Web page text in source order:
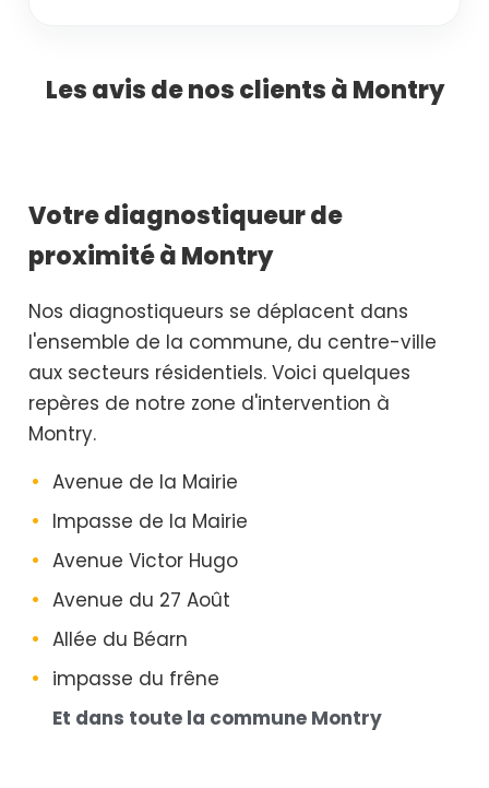
Les avis de nos clients à Montry
Votre diagnostiqueur de
proximité à Montry
Nos diagnostiqueurs se déplacent dans
l'ensemble de la commune, du centre-ville
aux secteurs résidentiels. Voici quelques
repères de notre zone d'intervention à
Montry.
Avenue de la Mairie
Impasse de la Mairie
Avenue Victor Hugo
Avenue du 27 Août
Allée du Béarn
impasse du frêne
Et dans toute la commune Montry